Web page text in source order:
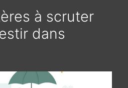
à scruter
dans